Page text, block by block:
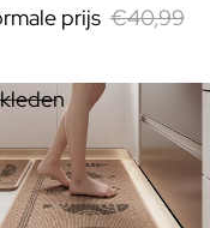
prijs €40,99